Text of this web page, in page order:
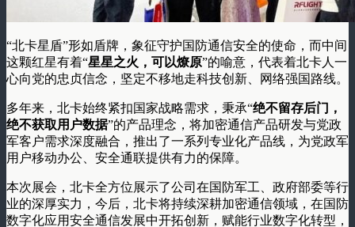
“北卡星盾”形如盾牌，象征守护国防通信安全的使命，而中间
这颗红星有着“星星之火，可以燎原”的喻意，代表着北卡人一
心向党的忠贞信念，坚定不移地走科技创新、网络强国路线。
多年来，北卡始终紧扣国家战略需求，秉承“绝不留存后门，
绝不获取用户数据”的产品理念，将加密通信产品研发与党政
军客户需求深度融合，推出了一系列专业化产品线，为党政军
用户移动办公、安全通联提供有力的保障。
本次展会，北卡全方位展示了公司在国防军工、政府部委等行
业的深厚实力，今后，北卡将持续深耕加密通信领域，在国防
数字化应用安全通信发展中开拓创新，赋能行业数字化转型，